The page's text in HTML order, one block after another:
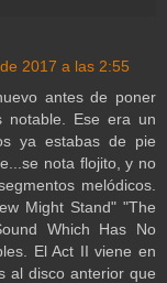
2017 a las 2:55
antes de poner
notable. Ese era un
ya estabas de pie
nota flojito, y no
melódicos.
Might Stand" "The
Which Has No
El Act II viene en
al disco anterior que